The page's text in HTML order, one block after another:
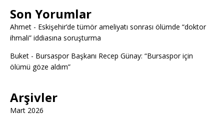
Son Yorumlar
Ahmet - Eskişehir’de tümör ameliyatı sonrası ölümde “doktor
ihmali” iddiasına soruşturma
Buket - Bursaspor Başkanı Recep Günay: “Bursaspor için
ölümü göze aldım”
Arşivler
Mart 2026